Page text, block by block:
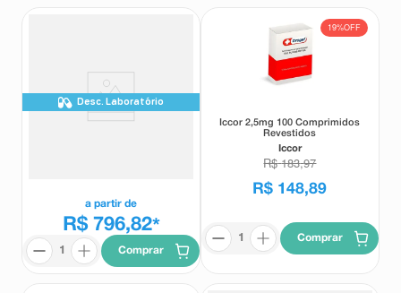
Desc. Laboratório
Patrocinado
a partir de
R$ 796,82*
Comprar
19%OFF
Iccor 2,5mg 100 Comprimidos
Revestidos
Iccor
R$ 183,97
R$ 148,89
Comprar